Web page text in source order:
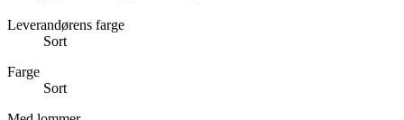
Leverandørens farge
Sort
Farge
Sort